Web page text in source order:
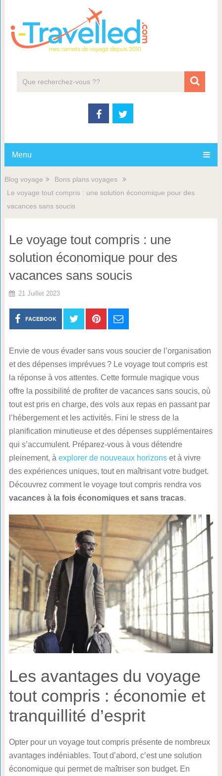
Menu
Blog voyage
Bons plans voyages
Le voyage tout compris : une solution économique pour des
vacances sans soucis
Le voyage tout compris : une
solution économique pour des
vacances sans soucis
21 Juillet 2023
FACEBOOK
Envie de vous évader sans vous soucier de l’organisation
et des dépenses imprévues ? Le voyage tout compris est
la réponse à vos attentes. Cette formule magique vous
offre la possibilité de profiter de vacances sans soucis, où
tout est pris en charge, des vols aux repas en passant par
l’hébergement et les activités. Fini le stress de la
planification minutieuse et des dépenses supplémentaires
qui s’accumulent. Préparez-vous à vous détendre
pleinement, à explorer de nouveaux horizonset à vivre
des expériences uniques, tout en maîtrisant votre budget.
Découvrez comment le voyage tout compris rendra vos
vacances à la fois économiques et sans tracas.
Les avantages du voyage
tout compris : économie et
tranquillité d’esprit
Opter pour un voyage tout compris présente de nombreux
avantages indéniables. Tout d’abord, c’est une solution
économique qui permet de maîtriser son budget. En